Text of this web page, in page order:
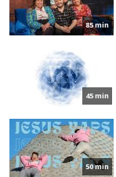
85 min
45 min
50 min